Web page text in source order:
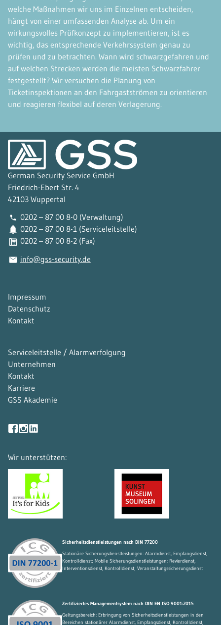
welche Maßnahmen wir uns im Einzelnen entscheiden,
hängt von einer umfassenden Analyse ab. Um ein
wirkungsvolles Prüfkonzept zu implementieren, ist es
wichtig, das entsprechende Verkehrssystem genau zu
prüfen und zu betrachten. Wann wird schwarzgefahren und
auf welchen Strecken werden die meisten Schwarzfahrer
festgestellt? Wir versuchen die Planung von
Ticketinspektionen an den Fahrgastströmen zu orientieren
und reagieren flexibel auf deren Verlagerung.
German Security Service GmbH
Friedrich-Ebert Str. 4
42103 Wuppertal
0202 – 87 00 8-0 (Verwaltung)
0202 – 87 00 8-1 (Serviceleitstelle)
0202 – 87 00 8-2 (Fax)
info@gss-security.de
Navigation
überspringen
Impressum
Datenschutz
Kontakt
Navigation
überspringen
Serviceleitstelle / Alarmverfolgung
Unternehmen
Kontakt
Karriere
GSS Akademie
Navigation
Wir unterstützen:
Sicherheitsdienstleistungen nach DIN 77200
Stationäre Sicherungsdienstleistungen: Alarmdienst, Empfangsdienst,
Kontrolldienst; Mobile Sicherungsdienstleistungen: Revierdienst,
Interventionsdienst, Kontrolldienst; Veranstaltungssicherungsdienst
Zertifiziertes Managementsystem nach DIN EN ISO 9001:2015
Geltungsbereich: Erbringung von Sicherheitsdienstleistungen in den
Bereichen stationärer Alarmdienst, Empfangsdienst, Kontrolldienst,